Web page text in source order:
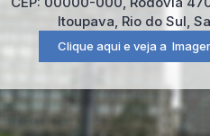
Itoupava Rio do Sul
Clique aqui e veja a